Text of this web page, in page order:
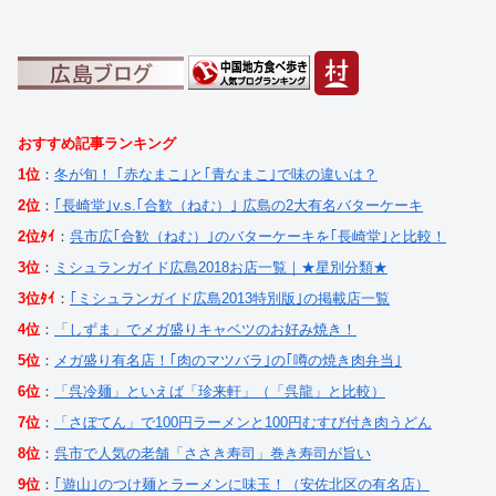
おすすめ記事ランキング
1位 ： 冬が旬！ ｢赤なまこ｣と｢青なまこ｣で味の違いは？
2位 ： ｢長崎堂｣v.s.｢合歓（ねむ）｣ 広島の2大有名バターケーキ
2位ﾀｲ ： 呉市広｢合歓（ねむ）｣のバターケーキを｢長崎堂｣と比較！
3位 ： ミシュランガイド広島2018お店一覧｜★星別分類★
3位ﾀｲ ： ｢ミシュランガイド広島2013特別版｣の掲載店一覧
4位 ：
「しずま」でメガ盛りキャベツのお好み焼き！
5位 ： メガ盛り有名店！｢肉のマツバラ｣の｢噂の焼き肉弁当｣
6位 ：
「呉冷麺」といえば「珍来軒」（「呉龍」と比較）
7位 ：
「さぼてん」で100円ラーメンと100円むすび付き肉うどん
8位 ： 呉市で人気の老舗「ささき寿司」巻き寿司が旨い
9位 ： ｢遊山｣のつけ麺とラーメンに味玉！（安佐北区の有名店）